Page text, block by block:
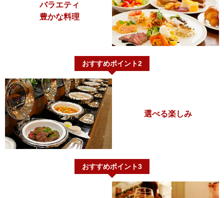
バラエティ
豊かな料理
おすすめポイント2
選べる楽しみ
おすすめポイント3